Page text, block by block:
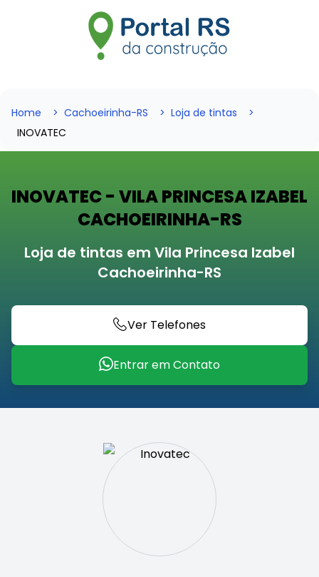
Home Cachoeirinha-RS
Loja de tintas
INOVATEC
INOVATEC - VILA PRINCESA IZABEL
CACHOEIRINHA-RS
Loja de tintas em Vila Princesa Izabel
Cachoeirinha-RS
Ver Telefones
Entrar em Contato